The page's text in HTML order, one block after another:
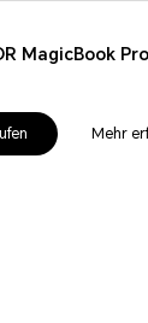
MagicBook
Mehr